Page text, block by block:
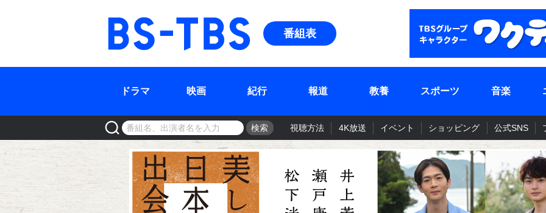
BS-TBS
番組表
ドラマ 映画 紀行 報道 教養 スポーツ 音楽
検索 視聴方法 4K放送 イベント ショッピング 公式SNS